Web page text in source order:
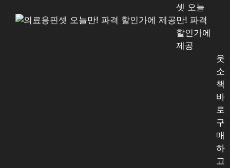
셋 오늘
만! 파격
할인가에
제공
웃
소
책
바
로
구
매
하
고